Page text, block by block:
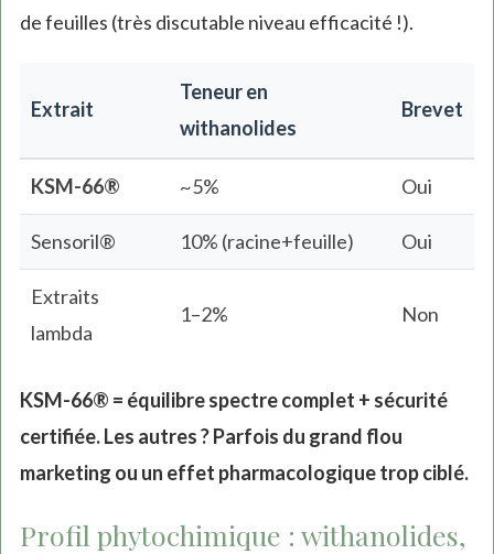
de feuilles (très discutable niveau efficacité !).
Extrait
Teneur en
withanolides
Brevet
KSM-66® ~5% Oui
Sensoril® 10% (racine+feuille) Oui
Extraits
lambda
1–2% Non
KSM-66® = équilibre spectre complet + sécurité
certifiée. Les autres ? Parfois du grand flou
marketing ou un effet pharmacologique trop ciblé.
Profil phytochimique : withanolides,